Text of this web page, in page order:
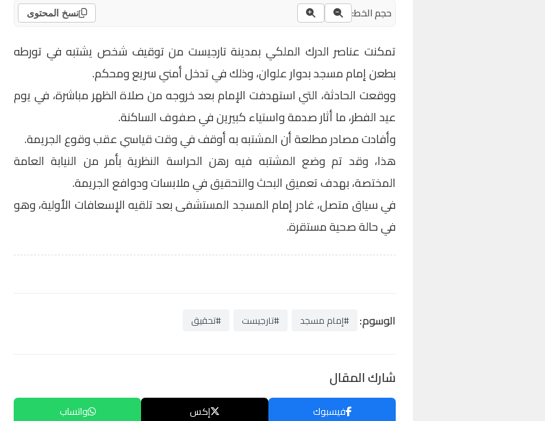
حجم الخط: نسخ المحتوى
تمكنت عناصر الدرك الملكي بمدينة تارجيست من توقيف شخص يشتبه في تورطه
بطعن إمام مسجد بدوار علوان، وذلك في تدخل أمني سريع ومحكم.
ووقعت الحادثة، التي استهدفت الإمام بعد خروجه من صلاة الظهر مباشرة، في يوم
عيد الفطر، ما أثار صدمة واستياء كبيرين في صفوف الساكنة.
وأفادت مصادر مطلعة أن المشتبه به أوقف في وقت قياسي عقب وقوع الجريمة.
هذا، وقد تم وضع المشتبه فيه رهن الحراسة النظرية بأمر من النيابة العامة
المختصة، بهدف تعميق البحث والتحقيق في ملابسات ودوافع الجريمة.
في سياق متصل، غادر إمام المسجد المستشفى بعد تلقيه الإسعافات الأولية، وهو
في حالة صحية مستقرة.
الوسوم: #إمام مسجد #تارجيست #تحقيق
شارك المقال
فيسبوك إكس واتساب